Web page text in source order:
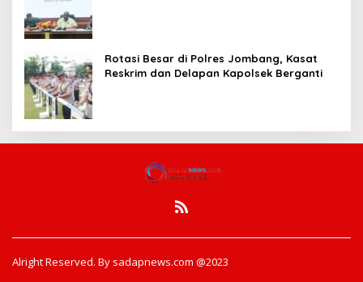
Rotasi Besar di Polres Jombang, Kasat
Reskrim dan Delapan Kapolsek Berganti
Alright Reserved. By sadapnews.com @2023